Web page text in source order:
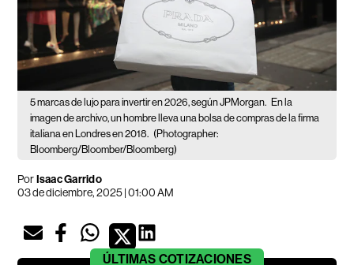
5 marcas de lujo para invertir en 2026, según JPMorgan. En la
imagen de archivo, un hombre lleva una bolsa de compras de la firma
italiana en Londres en 2018. (Photographer:
Bloomberg/Bloomber/Bloomberg)
PorIsaac Garrido
03 de diciembre, 2025 | 01:00 AM
ÚLTIMAS COTIZACIONES